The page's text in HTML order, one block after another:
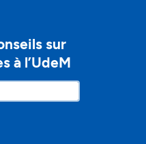
sur
à l’UdeM